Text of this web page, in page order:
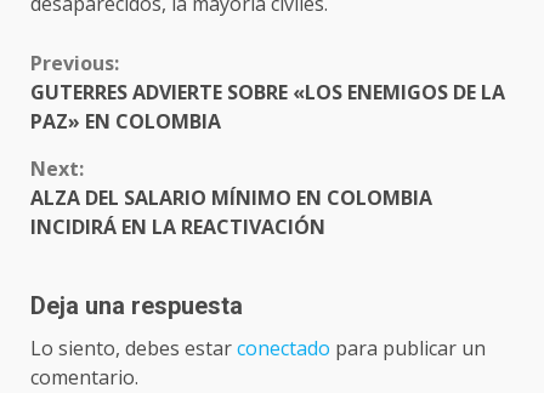
CONTINUE
READING
Previous:
GUTERRES ADVIERTE SOBRE «LOS ENEMIGOS DE LA
PAZ» EN COLOMBIA
Next:
ALZA DEL SALARIO MÍNIMO EN COLOMBIA
INCIDIRÁ EN LA REACTIVACIÓN
Deja una respuesta
Lo siento, debes estarconectado para publicar un
comentario.